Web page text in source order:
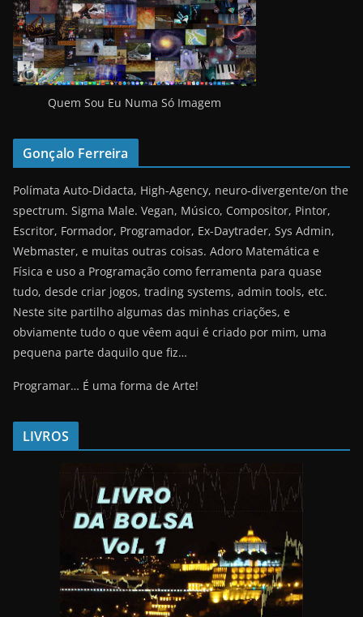
Quem Sou Eu Numa Só Imagem
Gonçalo Ferreira
Polímata Auto-Didacta, High-Agency, neuro-divergente/on the
spectrum. Sigma Male. Vegan, Músico, Compositor, Pintor,
Escritor, Formador, Programador, Ex-Daytrader, Sys Admin,
Webmaster, e muitas outras coisas. Adoro Matemática e
Física e uso a Programação como ferramenta para quase
tudo, desde criar jogos, trading systems, admin tools, etc.
Neste site partilho algumas das minhas criações, e
obviamente tudo o que vêem aqui é criado por mim, uma
pequena parte daquilo que fiz…
Programar… É uma forma de Arte!
LIVROS